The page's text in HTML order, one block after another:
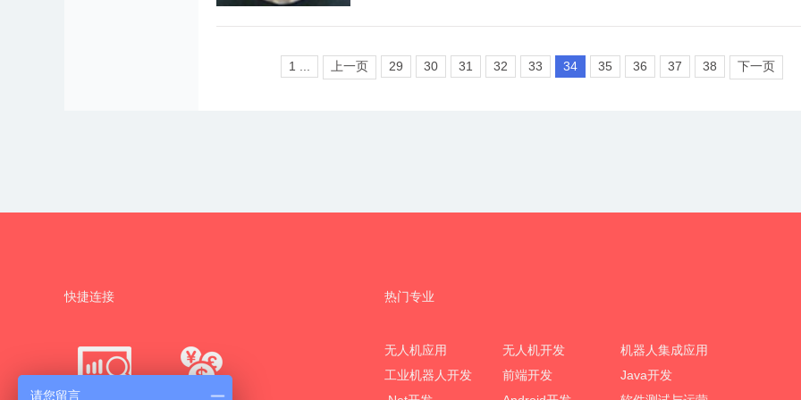
1 ... 上一页 29 30 31 32 33 34 35 36 37 38 下一页
快捷连接 热门专业
无人机应用 无人机开发
机器人集成应用
工业机器人开发
前端开发
Java开发
请您留言